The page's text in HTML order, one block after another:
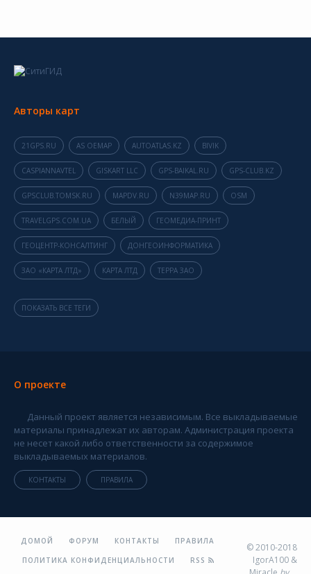
Авторы карт
21GPS.RU AS OEMAP AUTOATLAS.KZ BIVIK
CASPIANNAVTEL GISKART LLC GPS-BAIKAL.RU GPS-CLUB.KZ
GPSCLUB.TOMSK.RU MAPDV.RU N39MAP.RU OSM
TRAVELGPS.COM.UA БЕЛЫЙ ГЕОМЕДИА-ПРИНТ
ГЕОЦЕНТР-КОНСАЛТИНГ ДОНГЕОИНФОРМАТИКА
ЗАО «КАРТА ЛТД» КАРТА ЛТД ТЕРРА ЗАО
ПОКАЗАТЬ ВСЕ ТЕГИ
О проекте
Данный проект является независимым. Все выкладываемые
материалы принадлежат их авторам. Администрация проекта
не несет какой либо ответственности за содержимое
выкладываемых материалов.
КОНТАКТЫ ПРАВИЛА
ДОМОЙ ФОРУМ КОНТАКТЫ
ПРАВИЛА
ПОЛИТИКА КОНФИДЕНЦИАЛЬНОСТИ
RSS
© 2010-2018
IgorA100 &